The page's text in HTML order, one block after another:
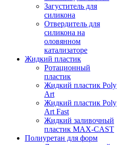
Загуститель для
силикона
Отвердитель для
силикона на
оловянном
катализаторе
Жидкий пластик
Ротационный
пластик
Жидкий пластик Poly
Art
Жидкий пластик Poly
Art Fast
Жидкий заливочный
пластик MAX-CAST
Полиуретан для форм